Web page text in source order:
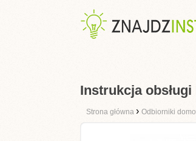
Instrukcja obsługi
Strona główna › Odbiorniki